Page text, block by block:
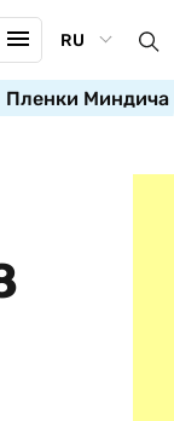
RU
Пленки Миндича